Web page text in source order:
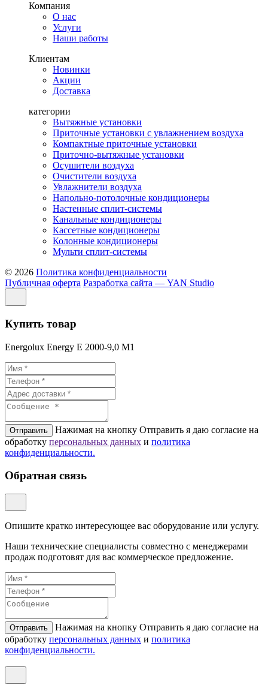
Компания
О нас
Услуги
Наши работы
Клиентам
Новинки
Акции
Доставка
категории
Вытяжные установки
Приточные установки с увлажнением воздуха
Компактные приточные установки
Приточно-вытяжные установки
Осушители воздуха
Очистители воздуха
Увлажнители воздуха
Напольно-потолочные кондиционеры
Настенные сплит-системы
Канальные кондиционеры
Кассетные кондиционеры
Колонные кондиционеры
Мульти сплит-системы
© 2026 Политика конфиденциальности
Публичная оферта Разработка сайта — YAN Studio
Купить товар
Energolux Energy E 2000-9,0 M1
Отправить
Нажимая на кнопку Отправить я даю согласие на
обработку персональных данных и политикa
конфиденциальности.
Обратная связь
Опишите кратко интересующее вас оборудование или услугу.
Наши технические специалисты совместно с менеджерами
продаж подготовят для вас коммерческое предложение.
Отправить
Нажимая на кнопку Отправить я даю согласие на
обработку персональных данных и политикa
конфиденциальности.